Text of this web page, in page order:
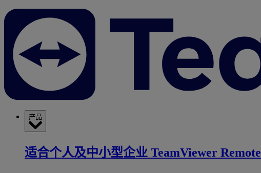
产品
适合个人及中小型企业 TeamViewer Remote